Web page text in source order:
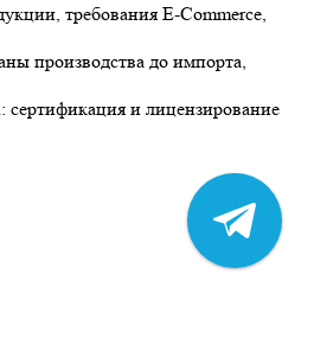
требования E-Commerce,
производства до импорта,
и лицензирование